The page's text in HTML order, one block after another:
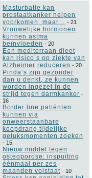
Masturbatie kan
prostaatkanker helpen
voorkomen, maar… - 21
Vrouwelijke hormonen
kunnen astma
beïnvloeden - 20
Een mediterraan dieet
kan risico’s op ziekte van
Alzheimer reduceren - 20
Pinda’s zijn gezonder
dan u denkt, ze kunnen
worden ingezet in de
strijd tegen darmkanker -
16
Border line patiënten
kunnen via
onweerstaanbare
koopdrang tijdelijke
geluksmomenten zoeken
- 15
Nieuw middel tegen
osteoporose: inspuiting
éénmaal per zes
maanden volstaat - 10